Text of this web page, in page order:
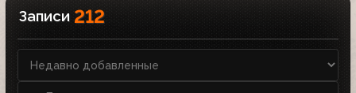
Записи 212